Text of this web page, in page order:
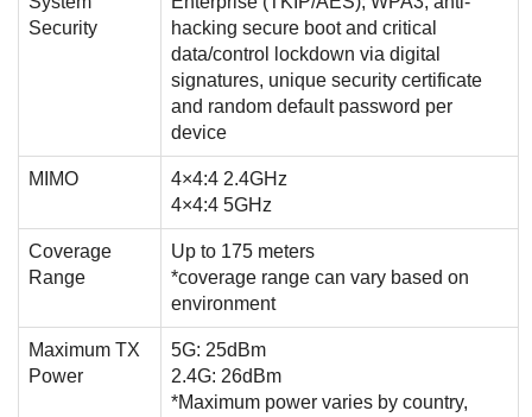
Security
hacking secure boot and critical
data/control lockdown via digital
signatures, unique security certificate
and random default password per
device
MIMO
4×4:4 2.4GHz
4×4:4 5GHz
Coverage
Range
Up to 175 meters
*coverage range can vary based on
environment
Maximum TX
Power
5G: 25dBm
2.4G: 26dBm
*Maximum power varies by country,